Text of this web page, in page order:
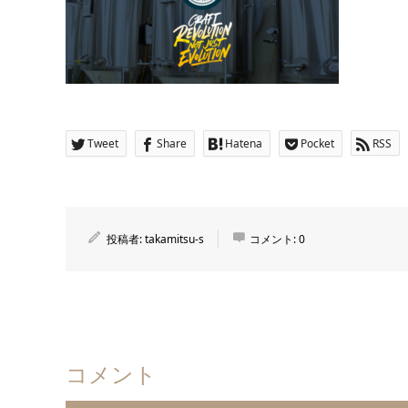
Tweet Share Hatena Pocket RSS
投稿者:takamitsu-s コメント:0
コメント